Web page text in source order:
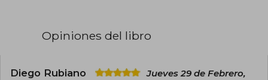
lo que la motivó a encontrar su propósito de
Opiniones del libro
Diego Rubiano
Jueves 29 de Febrero,